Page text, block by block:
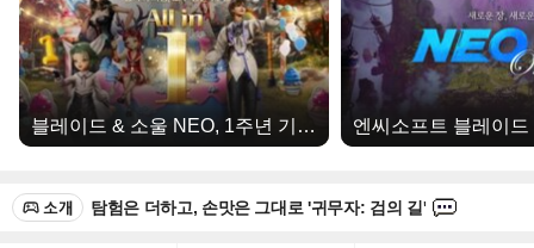
블레이드 & 소울 NEO, 1주년 기념 ‘All in 1’업데이트 실시
category
icon
오버워치 新한국 영웅, 메카 부대 리더 '디몬' 공식 트레일러 공개
icon
category
icon
'고스트리콘: 와일드랜드', 출시 9년 차에 무료 대형 업데이트
icon
category
귀무자: 검의 길, "누구나 일섬의 쾌감을 느끼도록" comment
category
icon
탐험은 더하고, 손맛은 그대로 '귀무자: 검의 길' comment
icon